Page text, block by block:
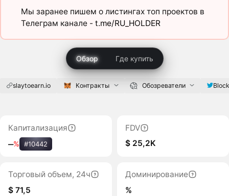
Мы заранее пишем о листингах топ проектов в
Телеграм канале - t.me/RU_HOLDER
Обзор Где купить
slaytoearn.io Контракты Обозреватели
Капитализация
‒% #10442
FDV
$ 25,2K
Торговый объем, 24ч
$ 71,5
Доминирование
%